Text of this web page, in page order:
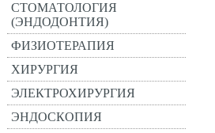
СТОМАТОЛОГИЯ
(ЭНДОДОНТИЯ)
ФИЗИОТЕРАПИЯ
ХИРУРГИЯ
ЭЛЕКТРОХИРУРГИЯ
ЭНДОСКОПИЯ